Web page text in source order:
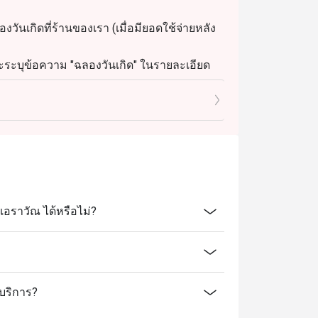
วันเกิดที่ร้านของเรา (เมื่อมียอดใช้จ่ายหลัง
ะบุข้อความ "ฉลองวันเกิด" ในรายละเอียด
อราวัณ ได้หรือไม่?
ริการ?